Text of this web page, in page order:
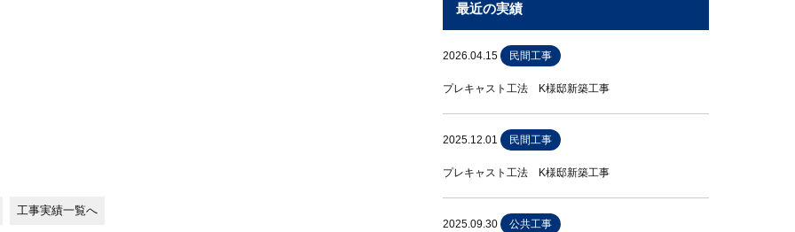
工事実績一覧へ
最近の実績
2026.04.15 民間工事
プレキャスト工法 K様邸新築工事
2025.12.01 民間工事
プレキャスト工法 K様邸新築工事
2025.09.30 公共工事